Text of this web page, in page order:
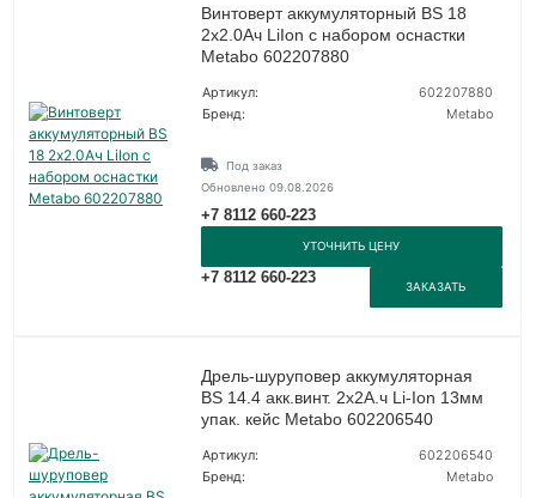
Винтоверт аккумуляторный BS 18
2х2.0Ач LiIon с набором оснастки
Metabo 602207880
Артикул:
602207880
Бренд:
Metabo
Под заказ
Обновлено 09.08.2026
+7 8112 660-223
УТОЧНИТЬ ЦЕНУ
+7 8112 660-223
ЗАКАЗАТЬ
Дрель-шуруповер аккумуляторная
BS 14.4 акк.винт. 2х2А.ч Li-Ion 13мм
упак. кейс Metabo 602206540
Артикул:
602206540
Бренд:
Metabo